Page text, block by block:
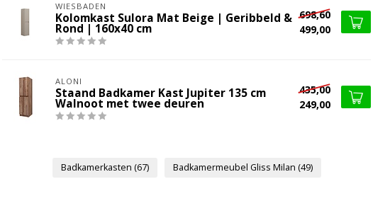
WIESBADEN
Kolomkast Sulora Mat Beige | Geribbeld &
Rond | 160x40 cm
698,60
499,00
ALONI
Staand Badkamer Kast Jupiter 135 cm
Walnoot met twee deuren
435,00
249,00
Badkamerkasten (67) Badkamermeubel Gliss Milan (49)